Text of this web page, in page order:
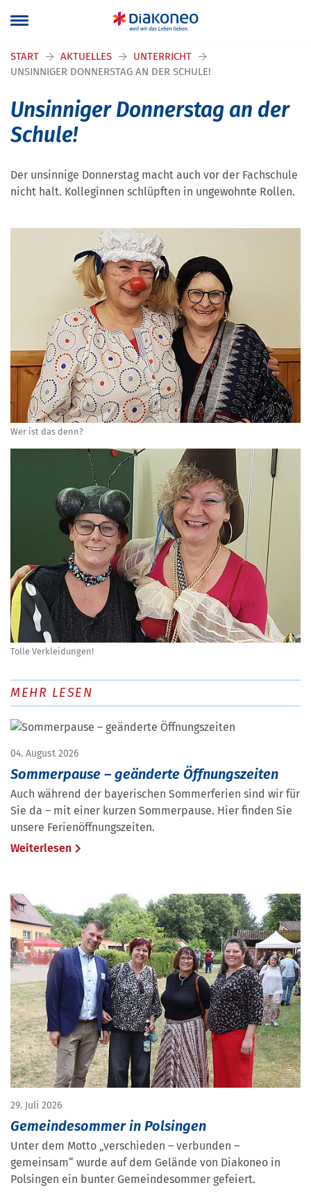
START AKTUELLES
UNTERRICHT
UNSINNIGER DONNERSTAG AN DER SCHULE!
Unsinniger Donnerstag an der
Schule!
Der unsinnige Donnerstag macht auch vor der Fachschule
nicht halt. Kolleginnen schlüpften in ungewohnte Rollen.
Wer ist das denn?
Tolle Verkleidungen!
MEHR LESEN
04. August 2026
Sommerpause – geänderte Öffnungszeiten
Auch während der bayerischen Sommerferien sind wir für
Sie da – mit einer kurzen Sommerpause. Hier finden Sie
unsere Ferienöffnungszeiten.
Weiterlesen
29. Juli 2026
Gemeindesommer in Polsingen
Unter dem Motto „verschieden – verbunden –
gemeinsam“ wurde auf dem Gelände von Diakoneo in
Polsingen ein bunter Gemeindesommer gefeiert.